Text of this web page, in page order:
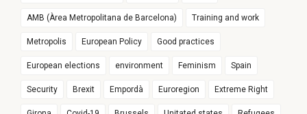
AMB (Àrea Metropolitana de Barcelona) Training and work
Metropolis European Policy Good practices
European elections environment Feminism Spain
Security Brexit Empordà Euroregion Extreme Right